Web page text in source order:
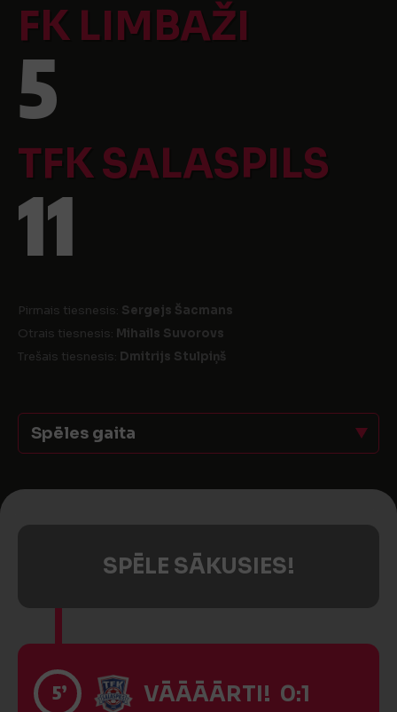
FK LIMBAŽI
5
TFK SALASPILS
11
Pirmais tiesnesis: Sergejs Šacmans
Otrais tiesnesis: Mihails Suvorovs
Trešais tiesnesis: Dmitrijs Stulpiņš
Spēles gaita
SPĒLE SĀKUSIES!
5’ VĀĀĀĀRTI! 0:1